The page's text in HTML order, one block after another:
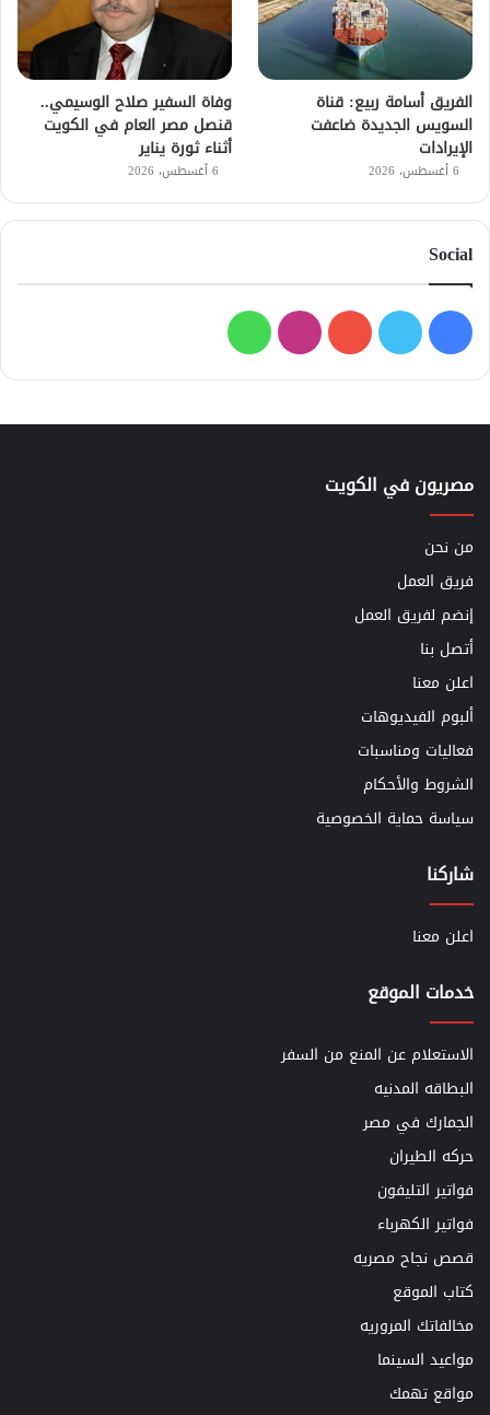
الفريق أسامة ربيع: قناة
السويس الجديدة ضاعفت
الإيرادات
6 أغسطس، 2026
وفاة السفير صلاح الوسيمي..
قنصل مصر العام في الكويت
أثناء ثورة يناير
6 أغسطس، 2026
Social
فيسبوك
تويتر يوتيوبانستقرامواتساب
مصريون في الكويت
من نحن
فريق العمل
إنضم لفريق العمل
أتصل بنا
اعلن معنا
ألبوم الفيديوهات
فعاليات ومناسبات
الشروط والأحكام
سياسة حماية الخصوصية
شاركنا
اعلن معنا
خدمات الموقع
الاستعلام عن المنع من السفر
البطاقه المدنيه
الجمارك في مصر
حركه الطيران
فواتير التليفون
فواتير الكهرباء
قصص نجاح مصريه
كتاب الموقع
مخالفاتك المروريه
مواعيد السينما
مواقع تهمك